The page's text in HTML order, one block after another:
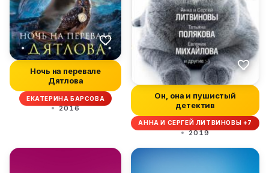
Ночь на перевале
Дятлова
ЕКАТЕРИНА БАРСОВА
2016
Он, она и пушистый
детектив
АННА И СЕРГЕЙ ЛИТВИНОВЫ +7
2019